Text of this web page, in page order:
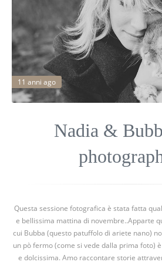
11 anni ago
Nadia &
Questa sessione fotografica è stata fatta
e bellissima mattina di novembre..Apparte
cui Bubba (questo patuffolo di ariete nano)
un pò fermo (come si vede dalla prima foto)
e dolcissima. Amo raccontare storie